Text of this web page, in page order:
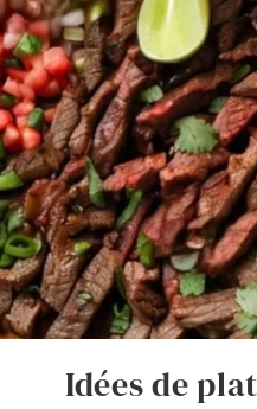
Idées de